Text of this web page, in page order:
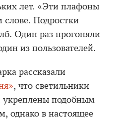
лет. «Эти плафоны
слове. Подростки
Один раз прогоняли
из пользователей.
рассказали
, что светильники
укреплены подобным
однако в настоящее